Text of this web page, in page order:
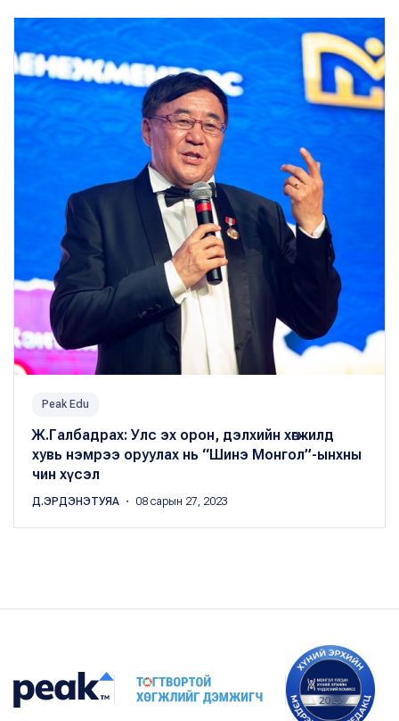
Peak Edu
Ж.Галбадрах: Улс эх орон, дэлхийн хөгжилд
хувь нэмрээ оруулах нь “Шинэ Монгол”-ынхны
чин хүсэл
Д.ЭРДЭНЭТУЯА ・ 08 сарын 27, 2023